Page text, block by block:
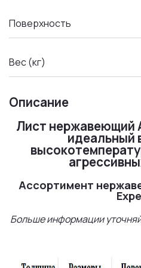
Поверхность
Вес (кг)
Описание
Лист нержавеющий
идеальный
Ассортимент
Больше информации